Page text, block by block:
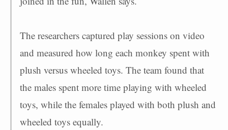
The researchers captured play sessions on video
and measured how long each monkey spent with
plush versus wheeled toys. The team found that
the males spent more time playing with wheeled
toys, while the females played with both plush and
wheeled toys equally.